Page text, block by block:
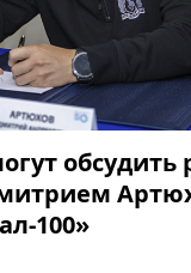
обсудить
100»